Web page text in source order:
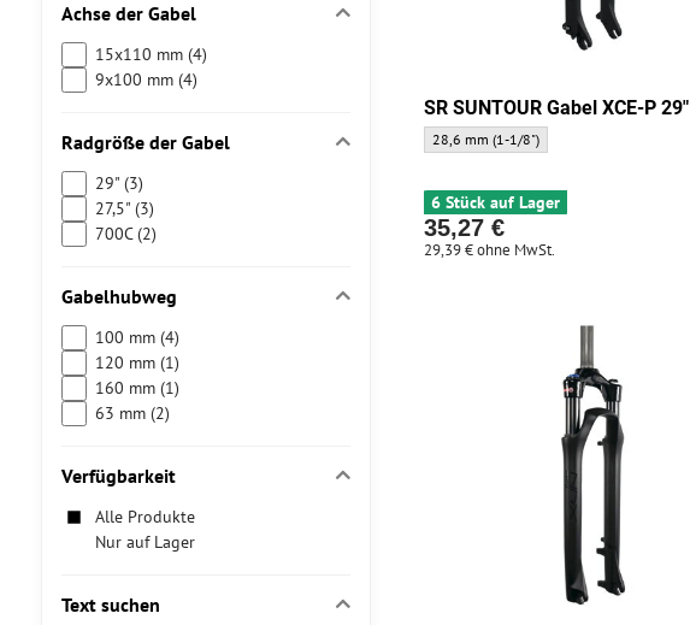
SR SUNTOUR Gabel XCE-P 29"
SR SUNTOUR Gabel XCE-P 29" - Gabelhals:
28,6 mm (1-1/8")
6 Stück auf Lager
35,27 €
29,39 €ohne MwSt.
Achse der Gabel
15x110 mm (4)
9x100 mm (4)
Radgröße der Gabel
29" (3)
27,5" (3)
700C (2)
Gabelhubweg
100 mm (4)
120 mm (1)
160 mm (1)
63 mm (2)
Verfügbarkeit
Alle Produkte
Nur auf Lager
Text suchen